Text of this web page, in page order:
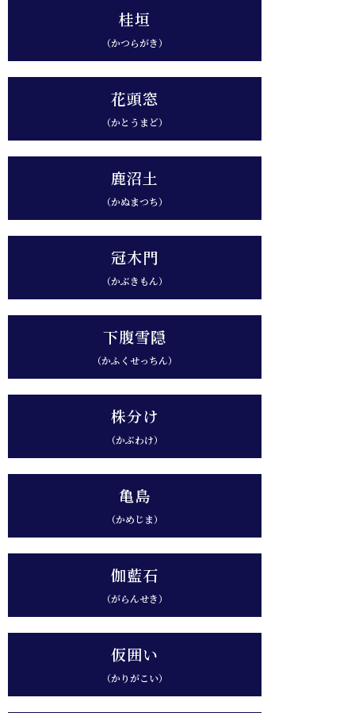
桂垣
（かつらがき）
花頭窓
（かとうまど）
鹿沼土
（かぬまつち）
冠木門
（かぶきもん）
下腹雪隠
（かふくせっちん）
株分け
（かぶわけ）
亀島
（かめじま）
伽藍石
（がらんせき）
仮囲い
（かりがこい）